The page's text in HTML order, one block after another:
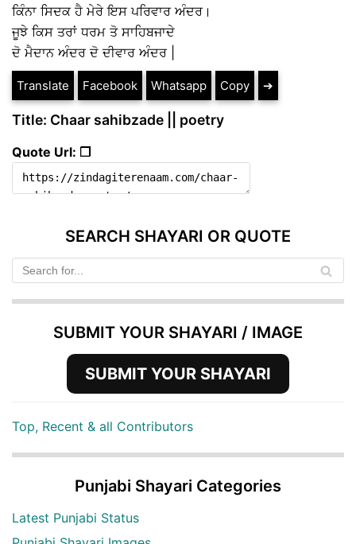
ਕਿੰਨਾ ਸਿਦਕ ਹੈ ਮੇਰੇ ਇਸ ਪਰਿਵਾਰ ਅੰਦਰ।
ਜੂਝੇ ਕਿਸ ਤਰਾਂ ਧਰਮ ਤੋ ਸਾਹਿਬਜਾਦੇ
ਦੋ ਮੈਦਾਨ ਅੰਦਰ ਦੋ ਦੀਵਾਰ ਅੰਦਰ |
Translate Facebook Whatsapp Copy ➔
Title: Chaar sahibzade || poetry
Quote Url: ❐
SEARCH SHAYARI OR QUOTE
SUBMIT YOUR SHAYARI / IMAGE
SUBMIT YOUR SHAYARI
Top, Recent & all Contributors
Punjabi Shayari Categories
Latest Punjabi Status